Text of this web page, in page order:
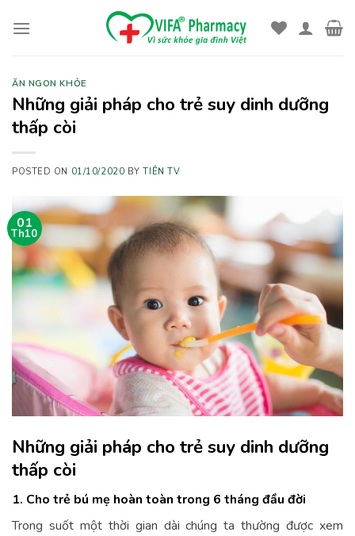
ĂN NGON KHỎE
Những giải pháp cho trẻ suy dinh dưỡng
thấp còi
POSTED ON 01/10/2020 BYTIÊN TV
01
Th10
Những giải pháp cho trẻ suy dinh dưỡng
thấp còi
1. Cho trẻ bú mẹ hoàn toàn trong 6 tháng đầu đời
Trong suốt một thời gian dài chúng ta thường được xem